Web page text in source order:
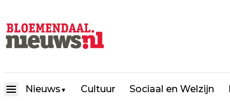
Nieuws ▼ Cultuur Sociaal en Welzijn